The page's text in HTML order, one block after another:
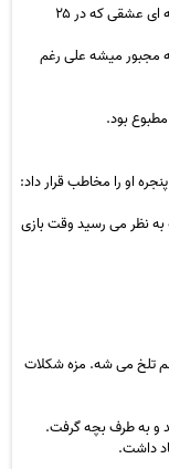
داستان درباره مردی است که به سبب حادثه ای عشقی که در ۲۵
مجبور میشه علی رغم
بود.
او را مخاطب قرار داد:
به نظر می رسید وقت بازی
تلخ می شه. مزه شکلات
و به طرف بچه گرفت.
داشت.